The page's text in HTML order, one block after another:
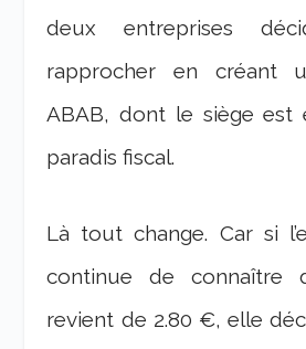
deux entreprises
rapprocher en créant
ABAB, dont le siège est
paradis fiscal.
Là tout change. Car si
continue de connaître
revient de 2.80 €, elle